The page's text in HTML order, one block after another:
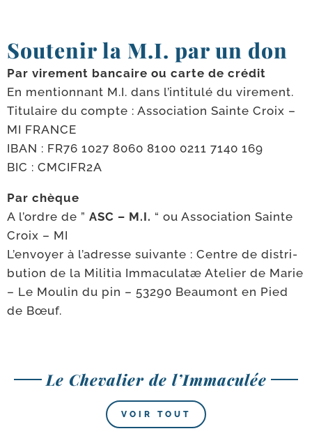
Soutenir la M.I. par un don
Par vire­ment ban­caire ou carte de crédit
En men­tion­nant M.I. dans l’intitulé du vire­ment.
Titulaire du compte : Association Sainte Croix –
MI FRANCE
IBAN : FR76 1027 8060 8100 0211 7140 169
BIC : CMCIFR2A
Par chèque
A l’ordre de ” ASC – M.I. “ ou Association Sainte
Croix – MI
L’envoyer à l’adresse sui­vante : Centre de dis­tri­
bu­tion de la Militia Immaculatæ Atelier de Marie
– Le Moulin du pin – 53290 Beaumont en Pied
de Bœuf.
Le Chevalier de l’Immaculée
VOIR TOUT